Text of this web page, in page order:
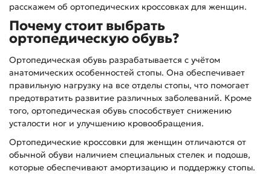
расскажем об ортопедических кроссовках для женщин.
Почему стоит выбрать
ортопедическую обувь?
Ортопедическая обувь разрабатывается с учётом
анатомических особенностей стопы. Она обеспечивает
правильную нагрузку на все отделы стопы, что помогает
предотвратить развитие различных заболеваний. Кроме
того, ортопедическая обувь способствует снижению
усталости ног и улучшению кровообращения.
Ортопедические кроссовки для женщин отличаются от
обычной обуви наличием специальных стелек и подошв,
которые обеспечивают амортизацию и поддержку стопы.